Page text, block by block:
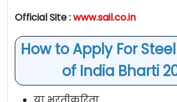
Official Site :www.sail.co.in
How to Apply For
of India Bharti